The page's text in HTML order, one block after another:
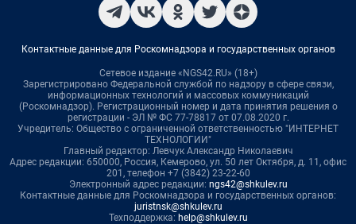
Контактные данные для Роскомнадзора и государственных органов
Сетевое издание «NGS42.RU» (18+)
Зарегистрировано Федеральной службой по надзору в сфере связи,
информационных технологий и массовых коммуникаций
(Роскомнадзор). Регистрационный номер и дата принятия решения о
регистрации - ЭЛ № ФС 77-78817 от 07.08.2020 г.
Учредитель: Общество с ограниченной ответственностью "ИНТЕРНЕТ
ТЕХНОЛОГИИ"
Главный редактор: Левчук Александр Николаевич
Адрес редакции: 650000, Россия, Кемерово, ул. 50 лет Октября, д. 11, офис
201, телефон +7 (3842) 23-22-60
Электронный адрес редакции: ngs42@shkulev.ru
Контактные данные для Роскомнадзора и государственных органов:
juristnsk@shkulev.ru
Техподдержка: help@shkulev.ru